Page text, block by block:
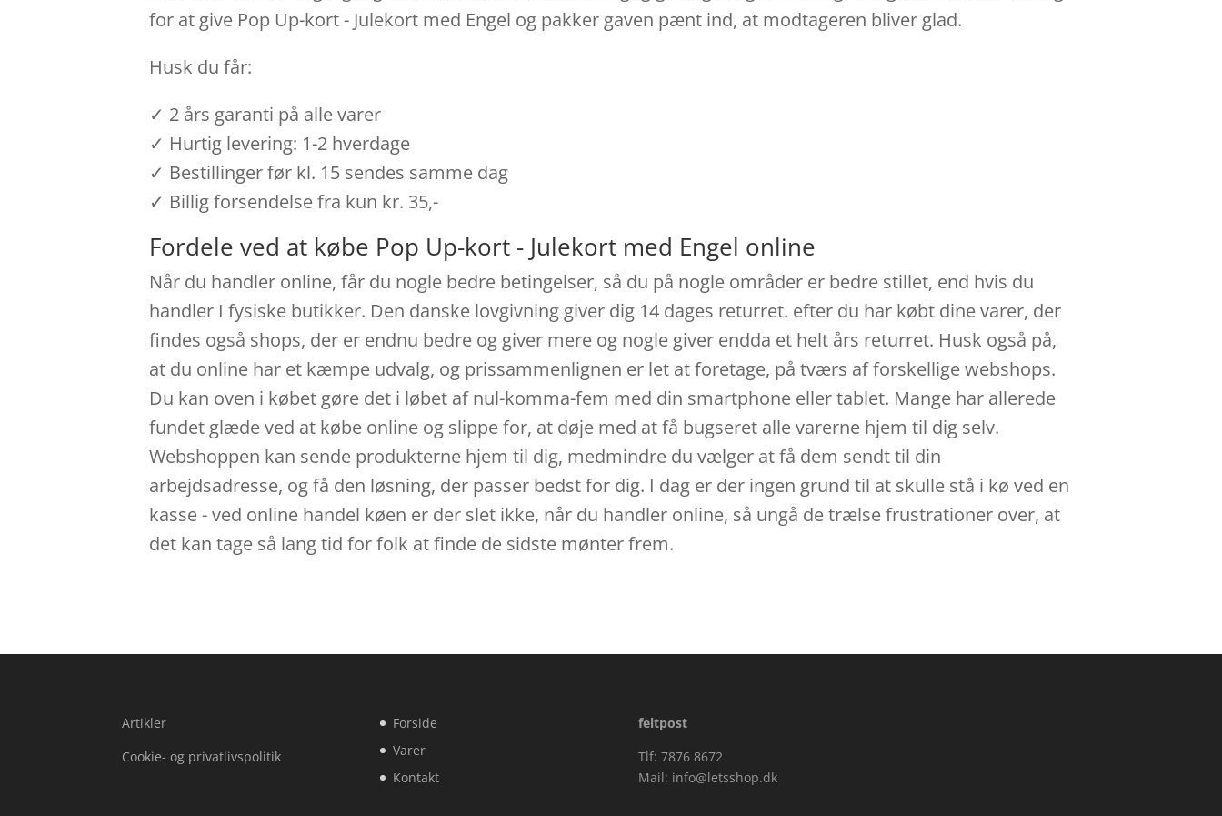
for at give Pop Up-kort - Julekort med Engel og pakker gaven pænt ind, at modtageren bliver glad.
Husk du får:
✓ 2 års garanti på alle varer
✓ Hurtig levering: 1-2 hverdage
✓ Bestillinger før kl. 15 sendes samme dag
✓ Billig forsendelse fra kun kr. 35,-
Fordele ved at købe Pop Up-kort - Julekort med Engel online
Når du handler online, får du nogle bedre betingelser, så du på nogle områder er bedre stillet, end hvis du
handler I fysiske butikker. Den danske lovgivning giver dig 14 dages returret. efter du har købt dine varer, der
findes også shops, der er endnu bedre og giver mere og nogle giver endda et helt års returret. Husk også på,
at du online har et kæmpe udvalg, og prissammenlignen er let at foretage, på tværs af forskellige webshops.
Du kan oven i købet gøre det i løbet af nul-komma-fem med din smartphone eller tablet. Mange har allerede
fundet glæde ved at købe online og slippe for, at døje med at få bugseret alle varerne hjem til dig selv.
Webshoppen kan sende produkterne hjem til dig, medmindre du vælger at få dem sendt til din
arbejdsadresse, og få den løsning, der passer bedst for dig. I dag er der ingen grund til at skulle stå i kø ved en
kasse - ved online handel køen er der slet ikke, når du handler online, så ungå de trælse frustrationer over, at
det kan tage så lang tid for folk at finde de sidste mønter frem.
Artikler
Cookie- og privatlivspolitik
Forside
Varer
Kontakt
feltpost
Tlf: 7876 8672
Mail: info@letsshop.dk